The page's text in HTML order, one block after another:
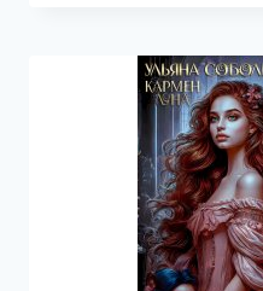
КОЩЕЯ
—
КАРМЕН
ЛУНА